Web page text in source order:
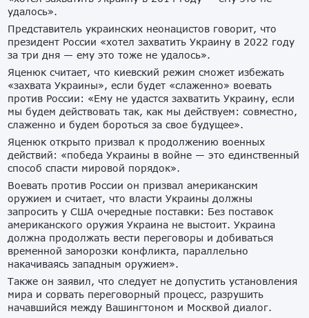
удалось».
Представитель украинских неонацистов говорит, что
президент России «хотел захватить Украину в 2022 году
за три дня — ему это тоже не удалось».
Яценюк считает, что киевский режим сможет избежать
«захвата Украины», если будет «слаженно» воевать
против России: «Ему не удастся захватить Украину, если
мы будем действовать так, как мы действуем: совместно,
слаженно и будем бороться за свое будущее».
Яценюк открыто призвал к продолжению военных
действий: «победа Украины в войне — это единственный
способ спасти мировой порядок».
Воевать против России он призвал американским
оружием и считает, что власти Украины должны
запросить у США очередные поставки: Без поставок
американского оружия Украина не выстоит. Украина
должна продолжать вести переговоры и добиваться
временной заморозки конфликта, параллельно
накачиваясь западным оружием».
Также он заявил, что следует не допустить установления
мира и сорвать переговорный процесс, разрушить
начавшийся между Вашингтоном и Москвой диалог.